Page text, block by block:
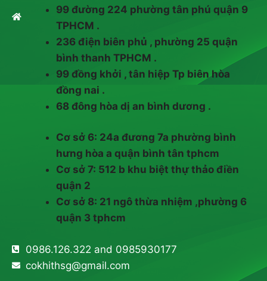
99 đường 224 phường tân phú quận 9
TPHCM .
236 điện biên phủ , phường 25 quận
bình thanh TPHCM .
99 đồng khởi , tân hiệp Tp biên hòa
đồng nai .
68 đông hòa dị an bình dương .
Cơ sở 6: 24a đương 7a phường bình
hưng hòa a quận bình tân tphcm
Cơ sở 7: 512 b khu biệt thự thảo điền
quận 2
Cơ sở 8: 21 ngô thừa nhiệm ,phường 6
quận 3 tphcm
0986.126.322 and 0985930177
cokhithsg@gmail.com